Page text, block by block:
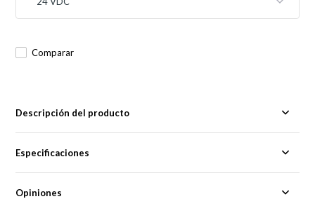
Comparar
Descripción del producto
Especificaciones
Opiniones